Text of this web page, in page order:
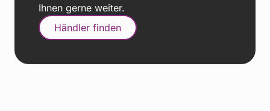
Ihnen gerne weiter.
Händler finden